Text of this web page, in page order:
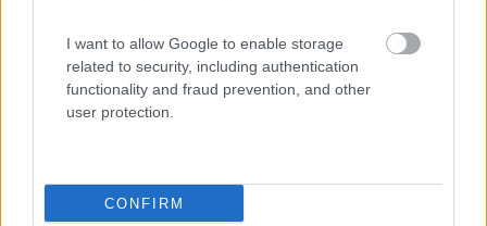
I want to allow Google to enable storage
related to security, including authentication
functionality and fraud prevention, and other
user protection.
CONFIRM
8.8
(50)
Peschiera Del Garda
Area di sosta